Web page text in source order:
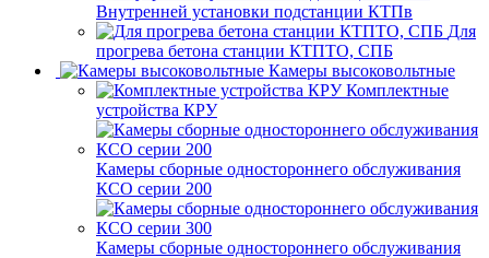
Внутренней установки подстанции КТПв
Для
прогрева бетона станции КТПТО, СПБ
Камеры высоковольтные
Комплектные
устройства КРУ
Камеры сборные одностороннего обслуживания
КСО серии 200
Камеры сборные одностороннего обслуживания